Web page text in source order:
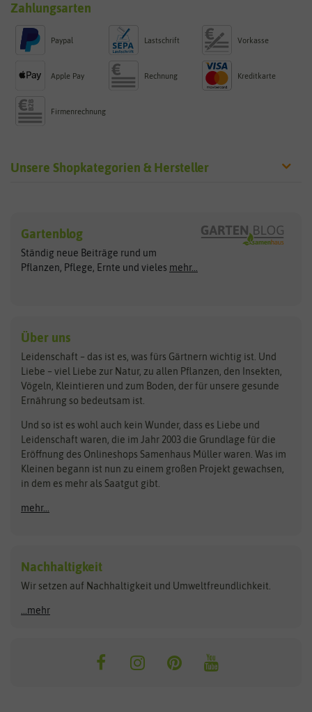
Zahlungsarten
Paypal Lastschrift Vorkasse
Apple Pay Rechnung Kreditkarte
Firmenrechnung
Unsere Shopkategorien & Hersteller
Exotische Samen
Gemüsesamen
Gründünger
Kräutersamen
Obstsamen
Pilzbrut
Rasensamen
Steckzwiebeln
Zimmer & Kübelpflanzen
Kataloge
Schnäppchen
Anzucht & Gartenzubehör
Anzuchtschalen
Heizmatte & Heizkabel
Kokos-Quelltabletten
Zimmergewächshaus
Arche Noah
ASB Greenworld
Benary
Bingenheimer Saatgut
Bionana
BIOWOL
Blumicorn
Bûten Birds
Carl Pabst
Clever Pots
COMPO
Dürr-Samen
Feldsaaten Freudenberger
Fertil
Flora Elite
Florissa
Flortis
Franchi Sementi
Hortitops
JUB Holland
Gartenblog
Ständig neue Beiträge rund um
Pflanzen, Pflege, Ernte und vieles mehr...
Über uns
Leidenschaft – das ist es, was fürs Gärtnern wichtig ist. Und
Liebe – viel Liebe zur Natur, zu allen Pflanzen, den Insekten,
Vögeln, Kleintieren und zum Boden, der für unsere gesunde
Ernährung so bedeutsam ist.
Und so ist es wohl auch kein Wunder, dass es Liebe und
Leidenschaft waren, die im Jahr 2003 die Grundlage für die
Eröffnung des Onlineshops Samenhaus Müller waren. Was im
Kleinen begann ist nun zu einem großen Projekt gewachsen,
in dem es mehr als Saatgut gibt.
mehr...
Nachhaltigkeit
Wir setzen auf Nachhaltigkeit und Umweltfreundlichkeit.
...mehr